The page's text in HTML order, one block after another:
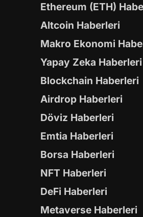
Ethereum (ETH)
Altcoin Haberleri
Makro Ekonomi
Yapay Zeka Haberleri
Blockchain Haberleri
Airdrop Haberleri
Döviz Haberleri
Emtia Haberleri
Borsa Haberleri
NFT Haberleri
DeFi Haberleri
Metaverse Haberleri